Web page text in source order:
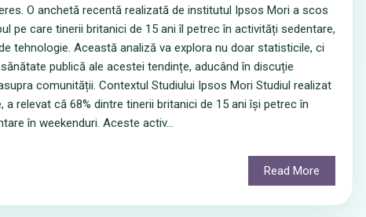
O anchetă recentă realizată de institutul Ipsos Mori a scos
pe care tinerii britanici de 15 ani îl petrec în activități sedentare,
tehnologie. Această analiză va explora nu doar statisticile, ci
publică ale acestei tendințe, aducând în discuție
comunității. Contextul Studiului Ipsos Mori Studiul realizat
relevat că 68% dintre tinerii britanici de 15 ani își petrec în
în weekenduri. Aceste activ...
Read More